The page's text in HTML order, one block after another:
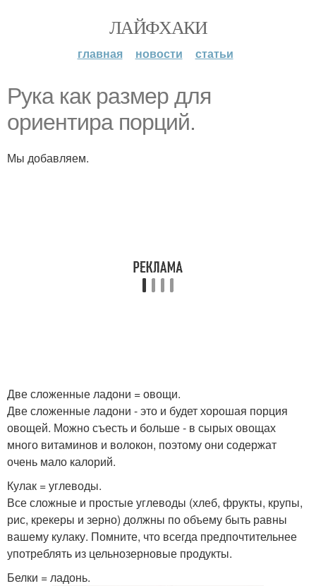
ЛАЙФХАКИ
главная новости статьи
Рука как размер для
ориентира порций.
Мы добавляем.
Две сложенные ладони = овощи.
Две сложенные ладони - это и будет хорошая порция
овощей. Можно съесть и больше - в сырых овощах
много витаминов и волокон, поэтому они содержат
очень мало калорий.
Кулак = углеводы.
Все сложные и простые углеводы (хлеб, фрукты, крупы,
рис, крекеры и зерно) должны по объему быть равны
вашему кулаку. Помните, что всегда предпочтительнее
употреблять из цельнозерновые продукты.
Белки = ладонь.